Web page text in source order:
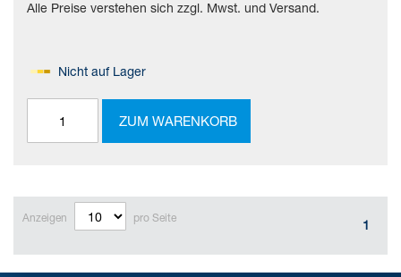
Alle Preise verstehen sich zzgl. Mwst. und Versand.
Nicht auf Lager
ZUM WARENKORB
Anzeigen pro Seite 1